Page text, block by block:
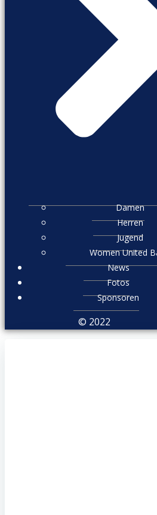
Damen
Herren
Jugend
Women United
News
Fotos
Sponsoren
© 2022